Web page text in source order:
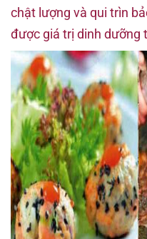
chật lượng và qui trìn
được giá trị dinh dưỡng